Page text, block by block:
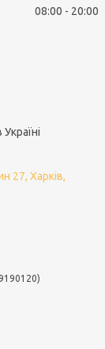
08:00 20:00
27, Харків,